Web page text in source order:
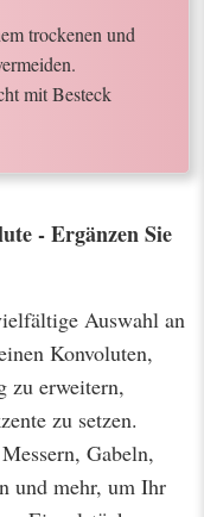
trockenen und
mit Besteck
- Ergänzen Sie
Auswahl an
Konvoluten,
zu erweitern,
zu setzen.
Gabeln,
und mehr, um Ihr